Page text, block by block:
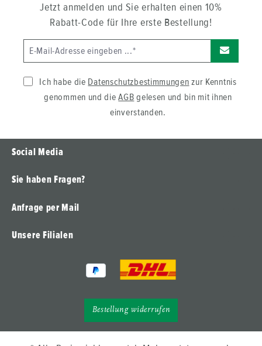
Jetzt anmelden und Sie erhalten einen 10%
Rabatt-Code für Ihre erste Bestellung!
Ich habe die Datenschutzbestimmungen zur Kenntnis
genommen und dieAGB gelesen und bin mit ihnen
einverstanden.
Social Media
Sie haben Fragen?
Anfrage per Mail
Unsere Filialen
Bestellung widerrufen